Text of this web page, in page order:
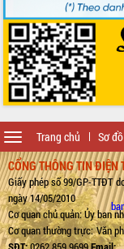
Trang chủ Sơ
Toggle
navigation
CỔNG THÔNG TIN ĐIỆN
Giấy phép số 99/GP-TTĐT
ngày 14/05/2010
Cơ quan chủ quản: Ủy ban
Cơ quan thường trực: Văn